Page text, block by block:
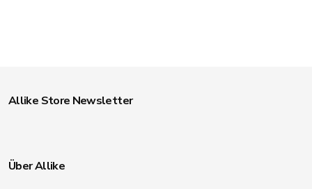
Allike Store Newsletter
Über Allike